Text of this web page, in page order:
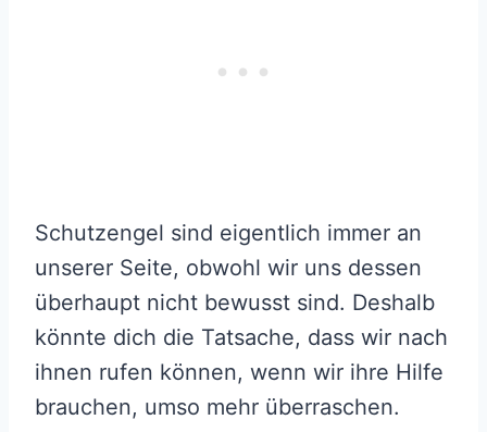
Schutzengel sind eigentlich immer an
unserer Seite, obwohl wir uns dessen
überhaupt nicht bewusst sind. Deshalb
könnte dich die Tatsache, dass wir nach
ihnen rufen können, wenn wir ihre Hilfe
brauchen, umso mehr überraschen.